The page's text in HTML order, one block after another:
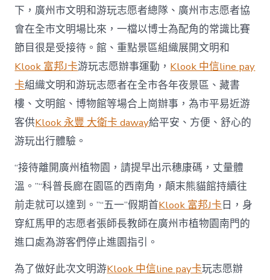
下，廣州市文明和游玩志愿者總隊、廣州市志愿者協
會在全市文明場比來，一檔以博士為配角的常識比賽
節目很是受接待。館、重點景區組織展開文明和
Klook 富邦J卡游玩志愿辦事運動， Klook 中信line pay
卡組織文明和游玩志愿者在全市各年夜景區、藏書
樓、文明館、博物館等場合上崗辦事，為市平易近游
客供Klook 永豐 大衛卡 daway給平安、方便、舒心的
游玩出行體驗。
“接待離開廣州植物園，請提早出示穗康碼，丈量體
溫。”“科普長廊在園區的西南角，顛末熊貓館持續往
前走就可以達到。”“五一”假期首Klook 富邦J卡日，身
穿紅馬甲的志愿者張師長教師在廣州市植物園南門的
進口處為游客們停止進園指引。
為了做好此次文明游Klook 中信line pay卡玩志愿辦